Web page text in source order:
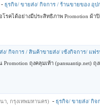
- ธุรกิจ/ ขายส่ง/ กิจการ / ร้านขายของ อุ
คได้อย่างมีประสิทธิภาพ Promotion ผ้าปิด
ง/ กิจการ / สินค้าขายส่ง/ เซ้งกิจการ/ แฟ
ถุงคลุมเท้า (pansuantip.net) ถุง
า, กรุงเทพมหานคร) - ธุรกิจ/ ขายส่ง/ กิจ